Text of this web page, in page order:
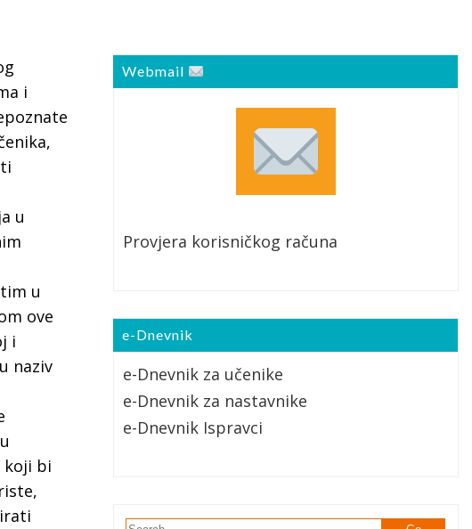
i
u
u
ove
i
naziv
koji bi
Webmail
Provjera korisničkog računa
e-Dnevnik
e-Dnevnik za učenike
e-Dnevnik za nastavnike
e-Dnevnik Ispravci